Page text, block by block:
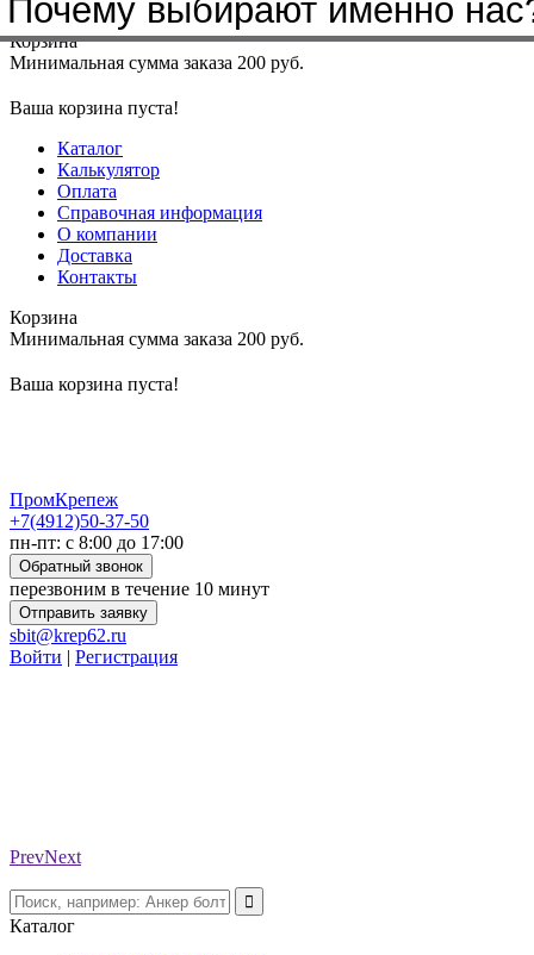
Меню+7(4912)50-37-50sbit@krep62.ru
Корзина
Минимальная сумма заказа 200 руб.
Ваша корзина пуста!
Каталог
Калькулятор
Оплата
Справочная информация
О компании
Доставка
Контакты
Корзина
Минимальная сумма заказа 200 руб.
Ваша корзина пуста!
ПромКрепеж
+7(4912)50-37-50
пн-пт: с 8:00 до 17:00
Обратный звонок
перезвоним в течение 10 минут
Отправить заявку
sbit@krep62.ru
Войти | Регистрация
PrevNext
Каталог
Почему выбирают именно